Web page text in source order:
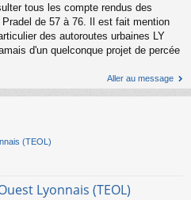
tous les compte rendus des
de 57 à 76. Il est fait mention
des autoroutes urbaines LY
d'un quelconque projet de percée
Aller au message
(TEOL)
Lyonnais (TEOL)